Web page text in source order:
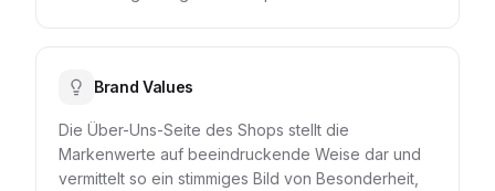
Brand Values
Die Über-Uns-Seite des Shops stellt die
Markenwerte auf beeindruckende Weise dar und
vermittelt so ein stimmiges Bild von Besonderheit,